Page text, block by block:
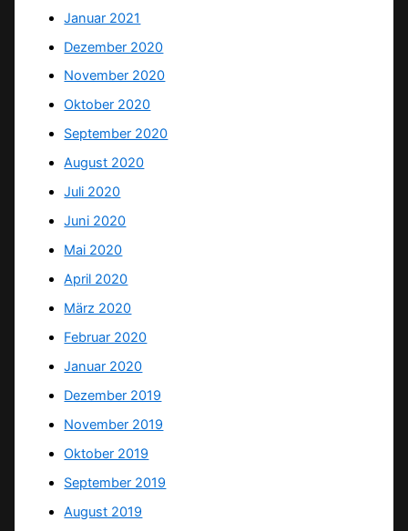
Januar 2021
Dezember 2020
November 2020
Oktober 2020
September 2020
August 2020
Juli 2020
Juni 2020
Mai 2020
April 2020
März 2020
Februar 2020
Januar 2020
Dezember 2019
November 2019
Oktober 2019
September 2019
August 2019